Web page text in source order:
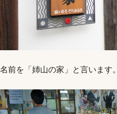
名前を「姉山の家」と言います。